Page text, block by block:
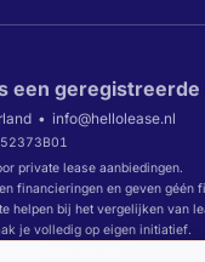
een
info@hellolease.nl
private lease aanbiedingen.
financieringen en geven géén
helpen bij het vergelijken van
je volledig op eigen initiatief.